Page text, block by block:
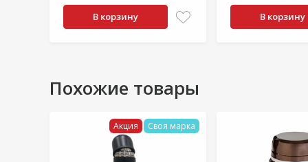
В корзину В корзину
Похожие товары
Акция Своя марка